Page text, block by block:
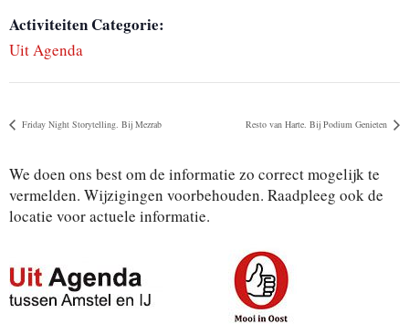
Activiteiten Categorie:
Uit Agenda
Friday Night Storytelling. Bij Mezrab Resto van Harte. Bij Podium Genieten
We doen ons best om de informatie zo correct mogelijk te
vermelden. Wijzigingen voorbehouden. Raadpleeg ook de
locatie voor actuele informatie.